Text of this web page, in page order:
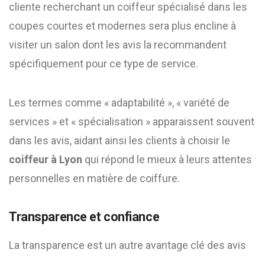
cliente recherchant un coiffeur spécialisé dans les
coupes courtes et modernes sera plus encline à
visiter un salon dont les avis la recommandent
spécifiquement pour ce type de service.
Les termes comme « adaptabilité », « variété de
services » et « spécialisation » apparaissent souvent
dans les avis, aidant ainsi les clients à choisir le
coiffeur à Lyon qui répond le mieux à leurs attentes
personnelles en matière de coiffure.
Transparence et confiance
La transparence est un autre avantage clé des avis